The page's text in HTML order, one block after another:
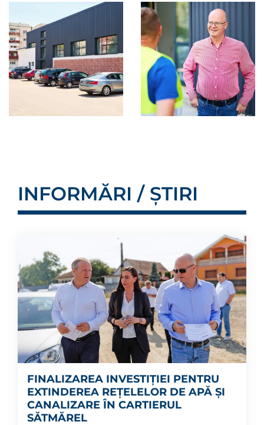
INFORMĂRI / ȘTIRI
FINALIZAREA INVESTIȚIEI PENTRU
EXTINDEREA REȚELELOR DE APĂ ȘI
CANALIZARE ÎN CARTIERUL
SĂTMĂREL